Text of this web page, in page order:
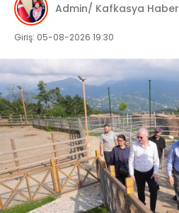
Admin/ Kafkasya Haber
Giriş: 05-08-2026 19:30